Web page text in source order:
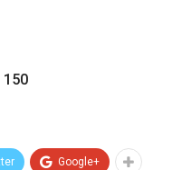
150
Google+